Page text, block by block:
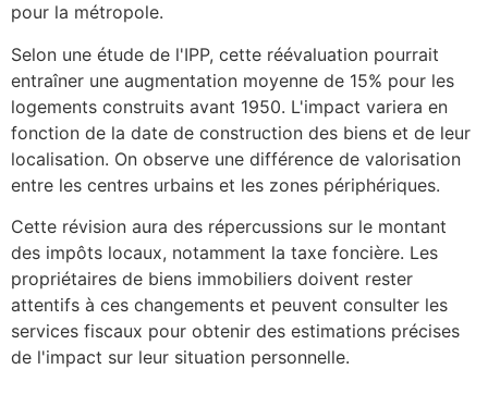
pour la métropole.
Selon une étude de l'IPP, cette réévaluation pourrait
entraîner une augmentation moyenne de 15% pour les
logements construits avant 1950. L'impact variera en
fonction de la date de construction des biens et de leur
localisation. On observe une différence de valorisation
entre les centres urbains et les zones périphériques.
Cette révision aura des répercussions sur le montant
des impôts locaux, notamment la taxe foncière. Les
propriétaires de biens immobiliers doivent rester
attentifs à ces changements et peuvent consulter les
services fiscaux pour obtenir des estimations précises
de l'impact sur leur situation personnelle.